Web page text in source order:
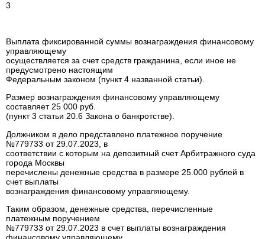
3
Выплата фиксированной суммы вознаграждения финансовому
управляющему
осуществляется за счет средств гражданина, если иное не
предусмотрено настоящим
Федеральным законом (пункт 4 названной статьи).
Размер вознаграждения финансовому управляющему
составляет 25 000 руб.
(пункт 3 статьи 20.6 Закона о банкротстве).
Должником в дело представлено платежное поручение
№779733 от 29.07.2023, в
соответствии с которым на депозитный счет Арбитражного суда
города Москвы
перечислены денежные средства в размере 25.000 рублей в
счет выплаты
вознаграждения финансовому управляющему.
Таким образом, денежные средства, перечисленные
платежным поручением
№779733 от 29.07.2023 в счет выплаты вознаграждения